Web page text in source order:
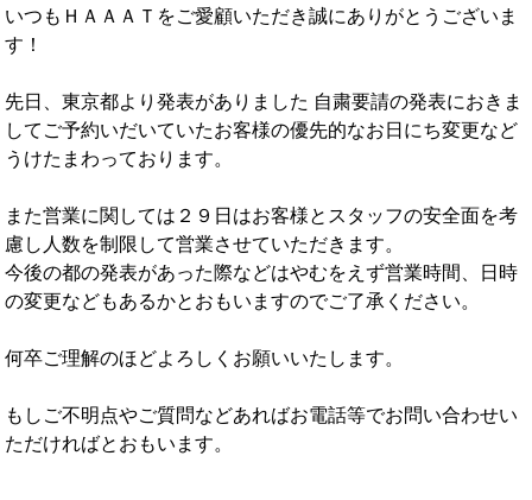
いつもＨＡＡＡＴをご愛顧いただき誠にありがとうございま
す！
先日、東京都より発表がありました 自粛要請の発表におきま
してご予約いだいていたお客様の優先的なお日にち変更など
うけたまわっております。
また営業に関しては２９日はお客様とスタッフの安全面を考
慮し人数を制限して営業させていただきます。
今後の都の発表があった際などはやむをえず営業時間、日時
の変更などもあるかとおもいますのでご了承ください。
何卒ご理解のほどよろしくお願いいたします。
もしご不明点やご質問などあればお電話等でお問い合わせい
ただければとおもいます。